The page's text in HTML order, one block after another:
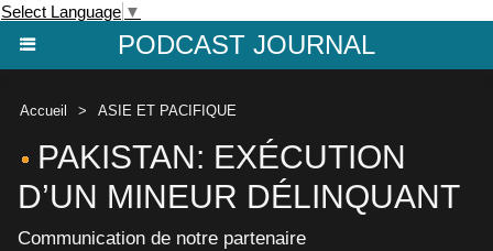
Select Language ▼
PODCAST JOURNAL
Accueil > ASIE ET PACIFIQUE
PAKISTAN: EXÉCUTION
D’UN MINEUR DÉLINQUANT
Communication de notre partenaire